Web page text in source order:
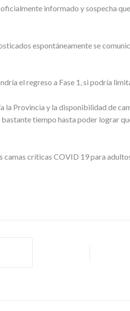
informado y sospecha
espontáneamente se
el regreso a Fase 1, si podría
la Provincia y la disponibilidad de
tiempo hasta poder lograr
críticas COVID 19 para